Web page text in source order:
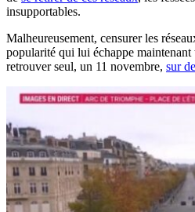
insupportables.
Malheureusement, censurer les
popularité qui lui échappe maintenant
retrouver seul, un 11 novembre, sur